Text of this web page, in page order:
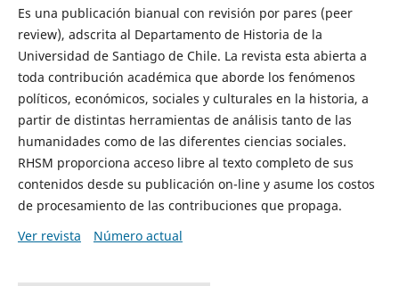
Es una publicación bianual con revisión por pares (peer
review), adscrita al Departamento de Historia de la
Universidad de Santiago de Chile. La revista esta abierta a
toda contribución académica que aborde los fenómenos
políticos, económicos, sociales y culturales en la historia, a
partir de distintas herramientas de análisis tanto de las
humanidades como de las diferentes ciencias sociales.
RHSM proporciona acceso libre al texto completo de sus
contenidos desde su publicación on-line y asume los costos
de procesamiento de las contribuciones que propaga.
Ver revista
Número actual